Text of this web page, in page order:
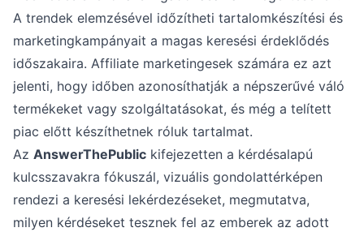
A trendek elemzésével időzítheti tartalomkészítési és
marketingkampányait a magas keresési érdeklődés
időszakaira. Affiliate marketingesek számára ez azt
jelenti, hogy időben azonosíthatják a népszerűvé váló
termékeket vagy szolgáltatásokat, és még a telített
piac előtt készíthetnek róluk tartalmat.
Az AnswerThePublic kifejezetten a kérdésalapú
kulcsszavakra fókuszál, vizuális gondolattérképen
rendezi a keresési lekérdezéseket, megmutatva,
milyen kérdéseket tesznek fel az emberek az adott